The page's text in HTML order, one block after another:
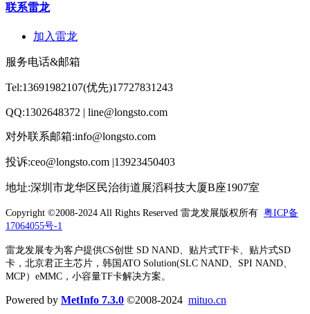
联系雷龙
加入雷龙
服务电话&邮箱
Tel:13691982107(优先)17727831243
QQ:1302648372 | line@longsto.com
对外联系邮箱:info@longsto.com
投诉:ceo@longsto.com |13923450403
地址:深圳市龙华区民治街道展滔科技大厦B座1907室
Copyright ©2008-2024 All Rights Reserved 雷龙发展版权所有 粤ICP备
17064055号-1
雷龙发展专为客户提供CS创世 SD NAND、贴片式TF卡、贴片式SD
卡，北京君正主芯片，韩国ATO Solution(SLC NAND、SPI NAND、
MCP）eMMC，小容量TF卡解决方案。
Powered by MetInfo 7.3.0 ©2008-2024 mituo.cn